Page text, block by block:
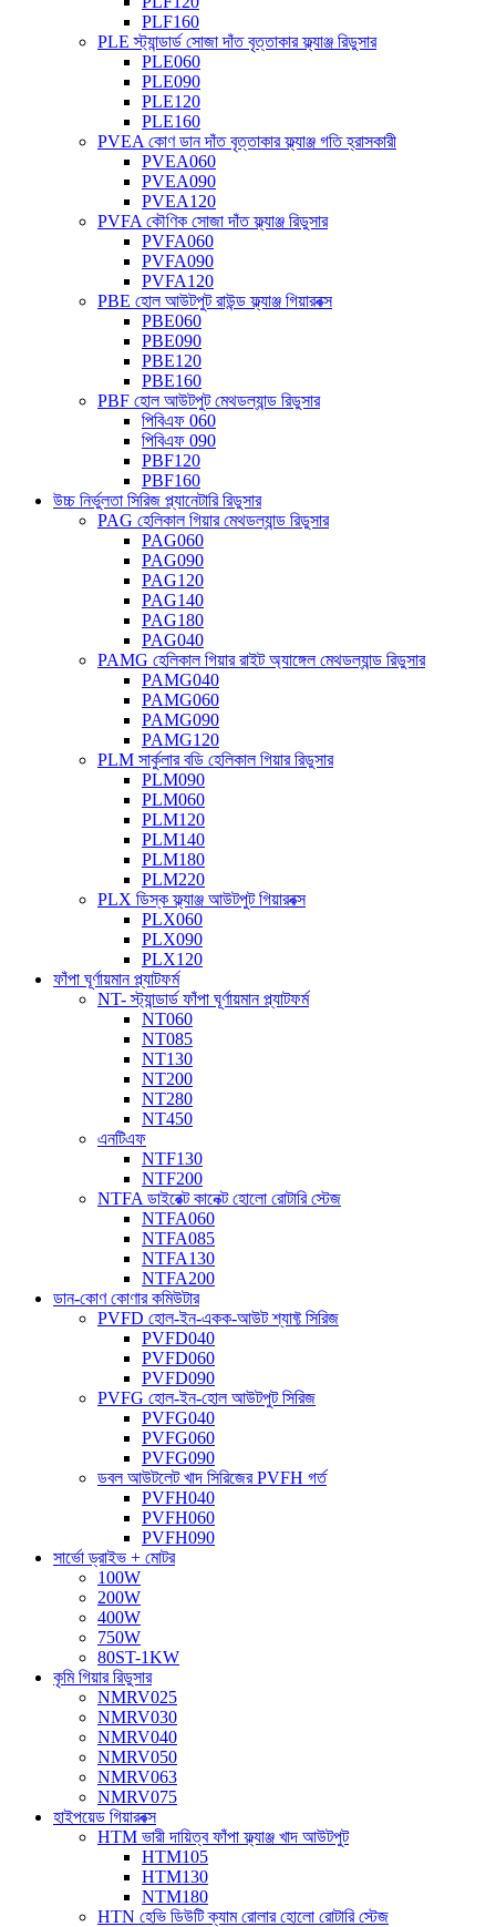
PLF160
PLE স্ট্যান্ডার্ড সোজা দাঁত বৃত্তাকার ফ্ল্যাঞ্জ রিডুসার
PLE060
PLE090
PLE120
PLE160
PVEA কোণ ডান দাঁত বৃত্তাকার ফ্ল্যাঞ্জ গতি হ্রাসকারী
PVEA060
PVEA090
PVEA120
PVFA কৌণিক সোজা দাঁত ফ্ল্যাঞ্জ রিডুসার
PVFA060
PVFA090
PVFA120
PBE হোল আউটপুট রাউন্ড ফ্ল্যাঞ্জ গিয়ারবক্স
PBE060
PBE090
PBE120
PBE160
PBF হোল আউটপুট মেথডল্যান্ড রিডুসার
পিবিএফ 060
পিবিএফ 090
PBF120
PBF160
উচ্চ নির্ভুলতা সিরিজ প্ল্যানেটারি রিডুসার
PAG হেলিকাল গিয়ার মেথডল্যান্ড রিডুসার
PAG060
PAG090
PAG120
PAG140
PAG180
PAG040
PAMG হেলিকাল গিয়ার রাইট অ্যাঙ্গেল মেথডল্যান্ড রিডুসার
PAMG040
PAMG060
PAMG090
PAMG120
PLM সার্কুলার বডি হেলিকাল গিয়ার রিডুসার
PLM090
PLM060
PLM120
PLM140
PLM180
PLM220
PLX ডিস্ক ফ্ল্যাঞ্জ আউটপুট গিয়ারবক্স
PLX060
PLX090
PLX120
ফাঁপা ঘূর্ণায়মান প্ল্যাটফর্ম
NT- স্ট্যান্ডার্ড ফাঁপা ঘূর্ণায়মান প্ল্যাটফর্ম
NT060
NT085
NT130
NT200
NT280
NT450
এনটিএফ
NTF130
NTF200
NTFA ডাইরেক্ট কানেক্ট হোলো রোটারি স্টেজ
NTFA060
NTFA085
NTFA130
NTFA200
ডান-কোণ কোণার কমিউটার
PVFD হোল-ইন-একক-আউট শ্যাফ্ট সিরিজ
PVFD040
PVFD060
PVFD090
PVFG হোল-ইন-হোল আউটপুট সিরিজ
PVFG040
PVFG060
PVFG090
ডবল আউটলেট খাদ সিরিজের PVFH গর্ত
PVFH040
PVFH060
PVFH090
সার্ভো ড্রাইভ + মোটর
100W
200W
400W
750W
80ST-1KW
কৃমি গিয়ার রিডুসার
NMRV025
NMRV030
NMRV040
NMRV050
NMRV063
NMRV075
হাইপয়েড গিয়ারবক্স
HTM ভারী দায়িত্ব ফাঁপা ফ্ল্যাঞ্জ খাদ আউটপুট
HTM105
HTM130
NTM180
HTN হেভি ডিউটি ​​ক্যাম রোলার হোলো রোটারি স্টেজ